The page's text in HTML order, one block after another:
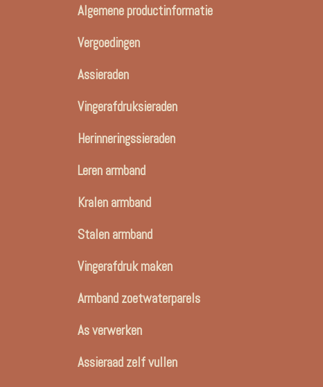
Algemene productinformatie
Vergoedingen
Assieraden
Vingerafdruksieraden
Herinneringssieraden
Leren armband
Kralen armband
Stalen armband
Vingerafdruk maken
Armband zoetwaterparels
As verwerken
Assieraad zelf vullen